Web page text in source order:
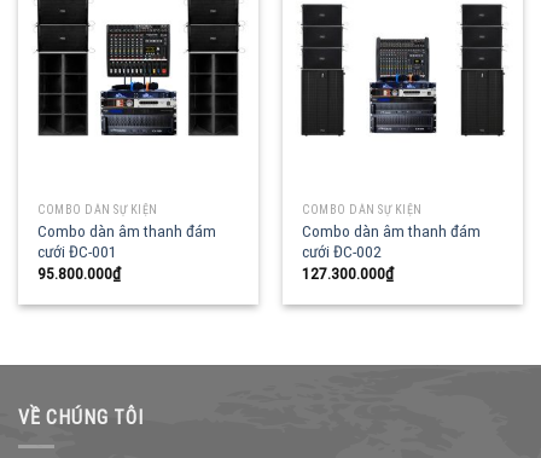
COMBO DÀN SỰ KIỆN
Combo dàn âm thanh đám
cưới ĐC-001
95.800.000₫
COMBO DÀN SỰ KIỆN
Combo dàn âm thanh đám
cưới ĐC-002
127.300.000₫
VỀ CHÚNG TÔI